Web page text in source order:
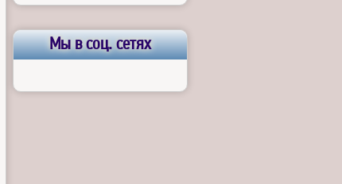
Мы в соц. сетях